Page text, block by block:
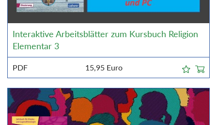
Interaktive Arbeitsblätter zum Kursbuch Religion
Elementar 3
PDF 15,95 Euro